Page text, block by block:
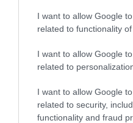
I want to allow Google
related to functionality
I want to allow Google
related to
I want to allow Google
related to security,
functionality and fraud
PRONEWS.GR /ΕΛΛΗΝΙΚΟ
Ολυμπιακός: Η
Ναϊμέγκεν με μια